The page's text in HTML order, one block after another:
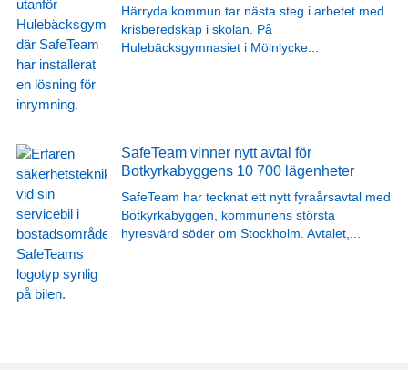
Härryda kommun tar nästa steg i arbetet med
krisberedskap i skolan. På
Hulebäcksgymnasiet i Mölnlycke
SafeTeam vinner nytt avtal för
Botkyrkabyggens 10 700 lägenheter
SafeTeam har tecknat ett nytt fyraårsavtal med
Botkyrkabyggen, kommunens största
hyresvärd söder om Stockholm. Avtalet,